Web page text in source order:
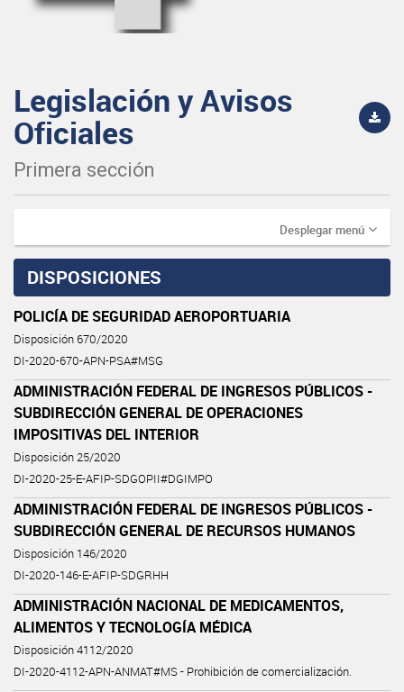
Legislación y Avisos
Oficiales
Primera sección
Desplegar menú
DISPOSICIONES
POLICÍA DE SEGURIDAD AEROPORTUARIA
Disposición 670/2020
DI-2020-670-APN-PSA#MSG
ADMINISTRACIÓN FEDERAL DE INGRESOS PÚBLICOS -
SUBDIRECCIÓN GENERAL DE OPERACIONES
IMPOSITIVAS DEL INTERIOR
Disposición 25/2020
DI-2020-25-E-AFIP-SDGOPII#DGIMPO
ADMINISTRACIÓN FEDERAL DE INGRESOS PÚBLICOS -
SUBDIRECCIÓN GENERAL DE RECURSOS HUMANOS
Disposición 146/2020
DI-2020-146-E-AFIP-SDGRHH
ADMINISTRACIÓN NACIONAL DE MEDICAMENTOS,
ALIMENTOS Y TECNOLOGÍA MÉDICA
Disposición 4112/2020
DI-2020-4112-APN-ANMAT#MS - Prohibición de comercialización.